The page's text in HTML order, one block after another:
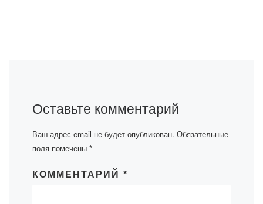
Оставьте комментарий
Ваш адрес email не будет опубликован. Обязательные
поля помечены *
КОММЕНТАРИЙ *